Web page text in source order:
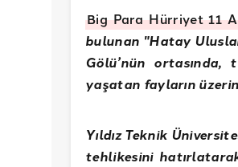
Big Para Hürriyet 11
bulunan "Hatay
Gölü’nün
yaşatan fayların
Yıldız Teknik
tehlikesini